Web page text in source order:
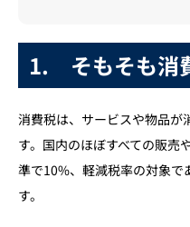
2. 課税の対象となるも
2-1. 4つの要件を全て
2-2. 課税対象となる
1. そもそも消
消費税は、サービスや物品が
す。国内のほぼすべての販売
準で10%、軽減税率の対象で
す。